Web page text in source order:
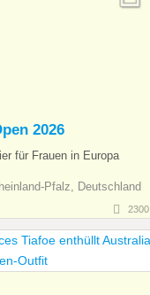
2026
für Frauen in Europa
Pfalz, Deutschland
2300